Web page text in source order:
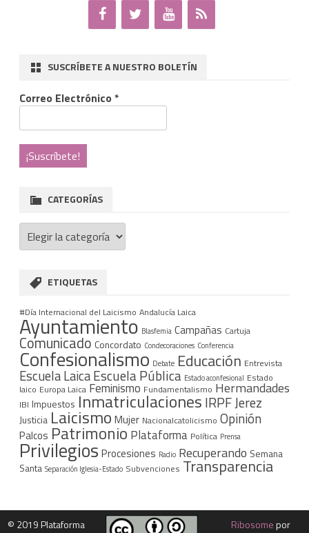
SUSCRÍBETE A NUESTRO BOLETÍN
Correo Electrónico *
CATEGORÍAS
Categorías
ETIQUETAS
#Día Internacional del Laicismo Andalucía Laica
Ayuntamiento Blasfemia Campañas Cartuja
Comunicado Concordato Condecoraciones Conferencia
Confesionalismo Debate Educación Entrevista
Escuela LaicaEscuela Pública Estado aconfesional Estado
laico Europa Laica Feminismo Fundamentalismo Hermandades
IBI Impuestos Inmatriculaciones IRPFJerez
Justicia Laicismo Mujer Nacionalcatolicismo Opinión
Palcos Patrimonio Plataforma Política Prensa
Privilegios Procesiones Radio Recuperando Semana
Santa Separación Iglesia-Estado Subvenciones Transparencia
© 2019 Plataforma Ribosomepor